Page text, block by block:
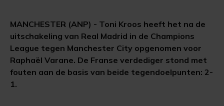
MANCHESTER (ANP) - Toni Kroos heeft het na de
uitschakeling van Real Madrid in de Champions
League tegen Manchester City opgenomen voor
Raphaël Varane. De Franse verdediger stond met
fouten aan de basis van beide tegendoelpunten: 2-
1.